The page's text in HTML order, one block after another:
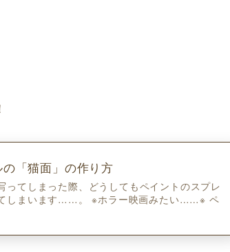
「猫面」の作り方
ってしまった際、どうしてもペイントのスプレ
しまいます……。 ※ホラー映画みたい……※ ペ